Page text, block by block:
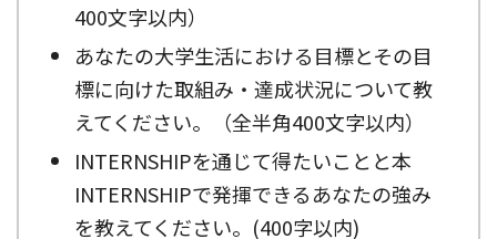
400文字以内）
あなたの大学生活における目標とその目
標に向けた取組み・達成状況について教
えてください。（全半角400文字以内）
INTERNSHIPを通じて得たいことと本
INTERNSHIPで発揮できるあなたの強み
を教えてください。(400字以内)